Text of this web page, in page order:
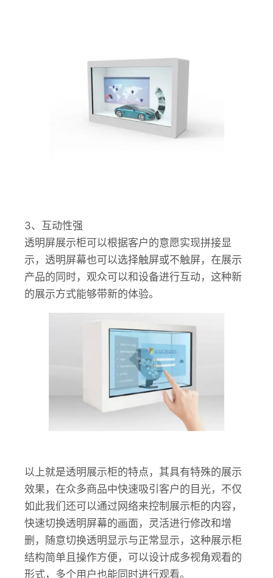
3、互动性强
透明屏展示柜可以根据客户的意愿实现拼接显
示，透明屏幕也可以选择触屏或不触屏，在展示
产品的同时，观众可以和设备进行互动，这种新
的展示方式能够带新的体验。
以上就是透明展示柜的特点，其具有特殊的展示
效果，在众多商品中快速吸引客户的目光，不仅
如此我们还可以通过网络来控制展示柜的内容，
快速切换透明屏幕的画面，灵活进行修改和增
删，随意切换透明显示与正常显示，这种展示柜
结构简单且操作方便，可以设计成多视角观看的
形式，多个用户也能同时进行观看。